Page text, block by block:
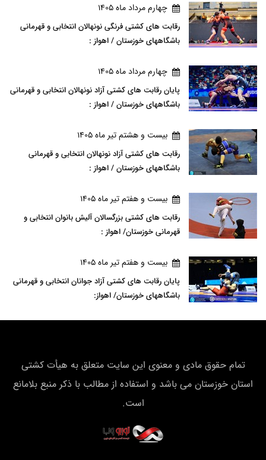
چهارم مرداد ماه 1405
رقابت های کشتی فرنگی نونهالان انتخابی و قهرمانی
باشگاههای خوزستان / اهواز :
چهارم مرداد ماه 1405
پایان رقابت های کشتی آزاد نونهالان انتخابی و قهرمانی
باشگاههای خوزستان / اهواز :
بيست و هشتم تير ماه 1405
رقابت های کشتی آزاد نونهالان انتخابی و قهرمانی
باشگاههای خوزستان / اهواز :
بيست و هفتم تير ماه 1405
رقابت های کشتی بزرگسالان آلیش بانوان انتخابی و
قهرمانی خوزستان/ اهواز :
بيست و هفتم تير ماه 1405
پایان رقابت های کشتی آزاد جوانان انتخابی و قهرمانی
باشگاههای خوزستان/ اهواز:
تمام حقوق مادی و معنوی این سایت متعلق به هیأت كشتی
استان خوزستان می باشد و استفاده از مطالب با ذکر منبع بلامانع
است.